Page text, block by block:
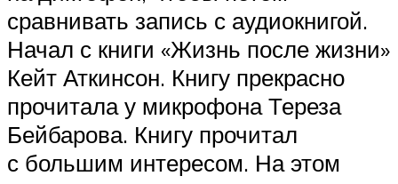
сравнивать запись с аудиокнигой.
Начал с книги «Жизнь после жизни»
Кейт Аткинсон. Книгу прекрасно
прочитала у микрофона Тереза
Бейбарова. Книгу прочитал
с большим интересом. На этом